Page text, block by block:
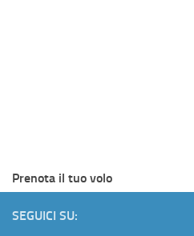
Prenota il tuo volo
SEGUICI SU: